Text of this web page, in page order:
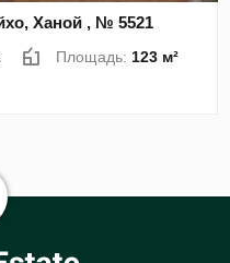
Ханой , № 5521
Площадь: 123 м²